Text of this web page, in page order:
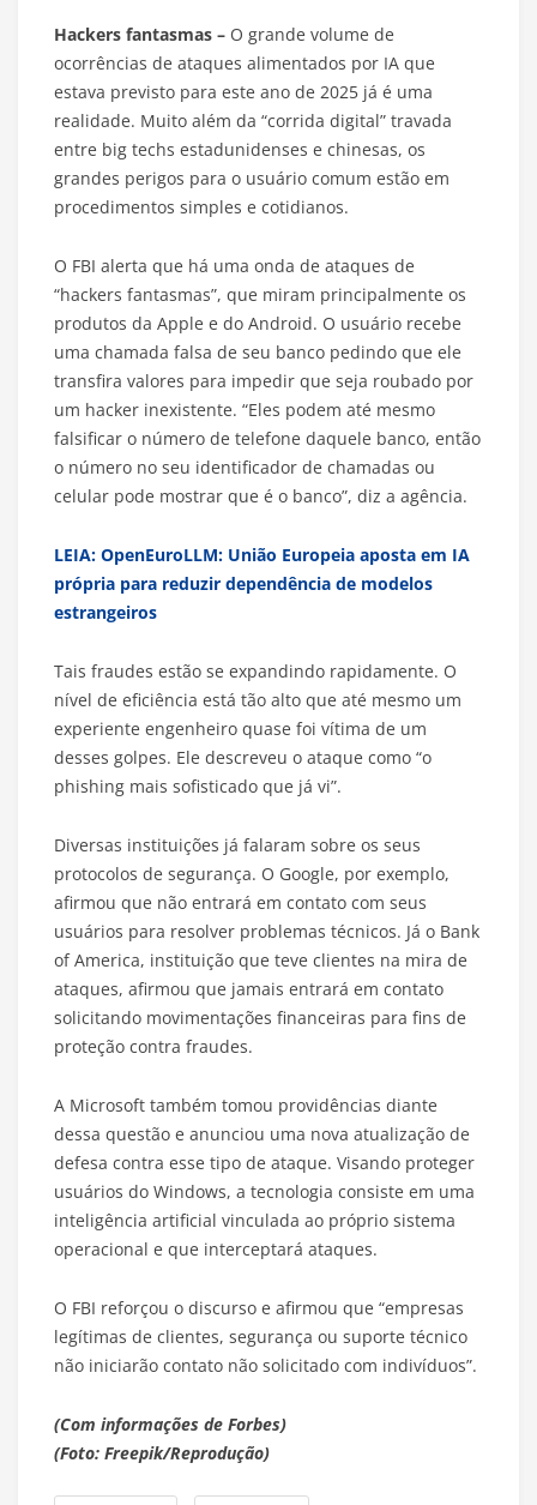
Hackers fantasmas – O grande volume de
ocorrências de ataques alimentados por IA que
estava previsto para este ano de 2025 já é uma
realidade. Muito além da “corrida digital” travada
entre big techs estadunidenses e chinesas, os
grandes perigos para o usuário comum estão em
procedimentos simples e cotidianos.
O FBI alerta que há uma onda de ataques de
“hackers fantasmas”, que miram principalmente os
produtos da Apple e do Android. O usuário recebe
uma chamada falsa de seu banco pedindo que ele
transfira valores para impedir que seja roubado por
um hacker inexistente. “Eles podem até mesmo
falsificar o número de telefone daquele banco, então
o número no seu identificador de chamadas ou
celular pode mostrar que é o banco”, diz a agência.
LEIA: OpenEuroLLM: União Europeia aposta em IA
própria para reduzir dependência de modelos
estrangeiros
Tais fraudes estão se expandindo rapidamente. O
nível de eficiência está tão alto que até mesmo um
experiente engenheiro quase foi vítima de um
desses golpes. Ele descreveu o ataque como “o
phishing mais sofisticado que já vi”.
Diversas instituições já falaram sobre os seus
protocolos de segurança. O Google, por exemplo,
afirmou que não entrará em contato com seus
usuários para resolver problemas técnicos. Já o Bank
of America, instituição que teve clientes na mira de
ataques, afirmou que jamais entrará em contato
solicitando movimentações financeiras para fins de
proteção contra fraudes.
A Microsoft também tomou providências diante
dessa questão e anunciou uma nova atualização de
defesa contra esse tipo de ataque. Visando proteger
usuários do Windows, a tecnologia consiste em uma
inteligência artificial vinculada ao próprio sistema
operacional e que interceptará ataques.
O FBI reforçou o discurso e afirmou que “empresas
legítimas de clientes, segurança ou suporte técnico
não iniciarão contato não solicitado com indivíduos”.
(Com informações de Forbes)
(Foto: Freepik/Reprodução)